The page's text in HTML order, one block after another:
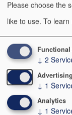
projets Open
Bien que ma
fait de mettre
pouvoir
toujours flatté
remerciement
stats de
Please choose the
like to use. To learn
Functional
↓ 2
↓ 1
Analytics
↓ 1